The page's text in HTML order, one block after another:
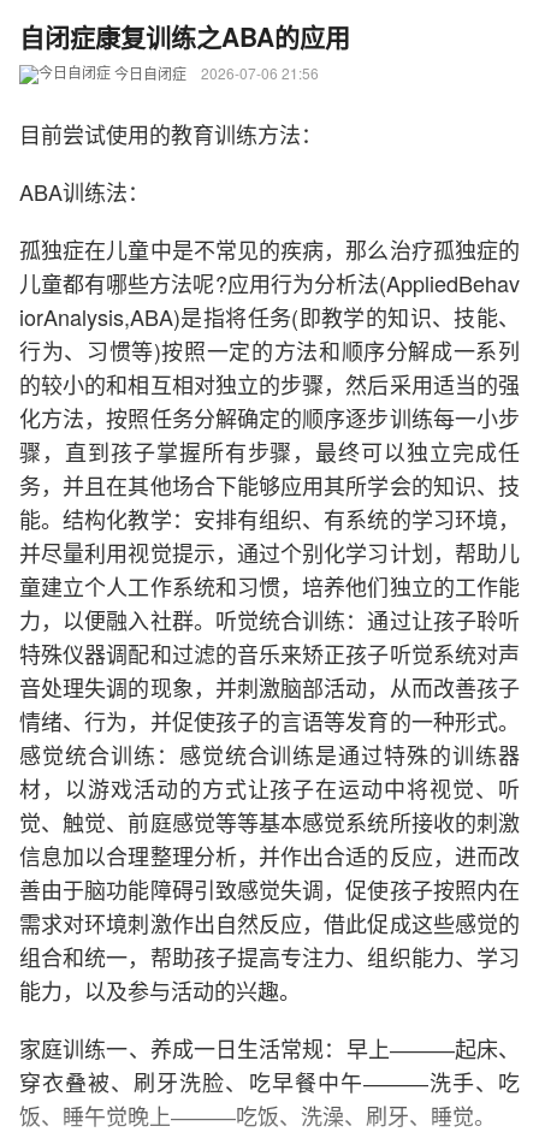
自闭症康复训练之ABA的应用
今日自闭症 2026-07-06 21:56
目前尝试使用的教育训练方法：
ABA训练法：
孤独症在儿童中是不常见的疾病，那么治疗孤独症的
儿童都有哪些方法呢?应用行为分析法(AppliedBehav
iorAnalysis,ABA)是指将任务(即教学的知识、技能、
行为、习惯等)按照一定的方法和顺序分解成一系列
的较小的和相互相对独立的步骤，然后采用适当的强
化方法，按照任务分解确定的顺序逐步训练每一小步
骤，直到孩子掌握所有步骤，最终可以独立完成任
务，并且在其他场合下能够应用其所学会的知识、技
能。结构化教学：安排有组织、有系统的学习环境，
并尽量利用视觉提示，通过个别化学习计划，帮助儿
童建立个人工作系统和习惯，培养他们独立的工作能
力，以便融入社群。听觉统合训练：通过让孩子聆听
特殊仪器调配和过滤的音乐来矫正孩子听觉系统对声
音处理失调的现象，并刺激脑部活动，从而改善孩子
情绪、行为，并促使孩子的言语等发育的一种形式。
感觉统合训练：感觉统合训练是通过特殊的训练器
材，以游戏活动的方式让孩子在运动中将视觉、听
觉、触觉、前庭感觉等等基本感觉系统所接收的刺激
信息加以合理整理分析，并作出合适的反应，进而改
善由于脑功能障碍引致感觉失调，促使孩子按照内在
需求对环境刺激作出自然反应，借此促成这些感觉的
组合和统一，帮助孩子提高专注力、组织能力、学习
能力，以及参与活动的兴趣。
家庭训练一、养成一日生活常规：早上―――起床、
穿衣叠被、刷牙洗脸、吃早餐中午―――洗手、吃
饭、睡午觉晚上―――吃饭、洗澡、刷牙、睡觉。